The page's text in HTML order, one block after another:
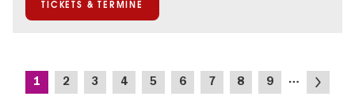
TICKETS & TERMINE
Seitennummerierung
Aktuelle
1 Seite
2 Seite
3 Seite
4 Seite
5 Seite
6 Seite
7 Seite
8 Seite
9 …
Nächste